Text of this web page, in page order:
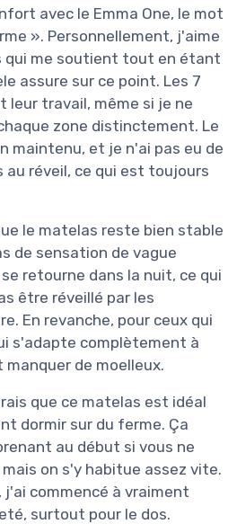
avec le Emma One, le mot
». Personnellement, j'aime
qui me soutient tout en étant
assure sur ce point. Les 7
leur travail, même si je ne
zone distinctement. Le
maintenu, et je n'ai pas eu de
au réveil, ce qui est toujours
le matelas reste bien stable
de sensation de vague
retourne dans la nuit, ce qui
être réveillé par les
En revanche, pour ceux qui
s'adapte complètement à
manquer de moelleux.
que ce matelas est idéal
dormir sur du ferme. Ça
au début si vous ne
on s'y habitue assez vite.
j'ai commencé à vraiment
surtout pour le dos.